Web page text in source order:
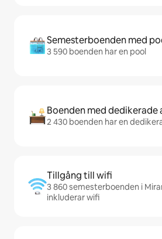
Semesterboenden med
3 590 boenden har en pool
Boenden med
2 430 boenden har en
Tillgång till wifi
3 860 semesterboenden i
inkluderar wifi